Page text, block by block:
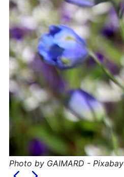
Photo by GAIMARD - Pixabay